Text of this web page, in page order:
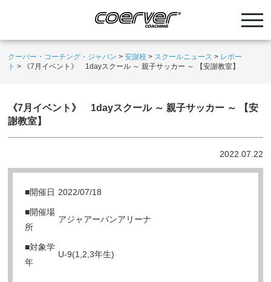
クーバー・コーチング・ジャパン >安謝校 > スクールニュース > レポー
ト > 《7月イベント》 1dayスクール ～ 親子サッカー ～ 【安謝教室】
《7月イベント》 1dayスクール ～ 親子サッカー ～ 【安
謝教室】
2022.07.22
■開催日 2022/07/18
■開催場
所
アジャアーバンアリーナ
■対象学
年
U-9(1,2,3年生)